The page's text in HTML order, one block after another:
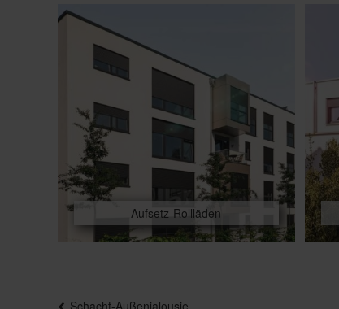
Aufsetz-Rollläden
Beitragsnavigation
Schacht-Außenjalousie